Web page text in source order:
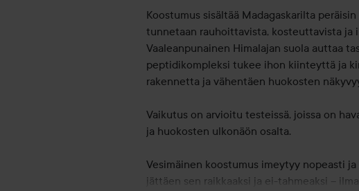
Koostumus sisältää Madagaskarilta
tunnetaan rauhoittavista, kosteuttavista ja
Vaaleanpunainen Himalajan suola auttaa
peptidikompleksi tukee ihon kiinteyttä ja
rakennetta ja vähentäen huokosten
Vaikutus on arvioitu testeissä, joissa on
ja huokosten ulkonäön osalta.
Vesimäinen koostumus imeytyy nopeasti
jättäen sen raikkaaksi ja ei-tahmeaksi –